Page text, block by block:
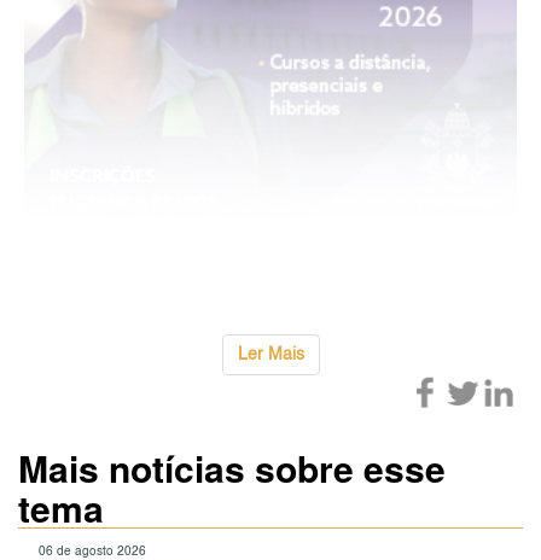
Ler Mais
Mais notícias sobre esse
tema
06 de agosto 2026